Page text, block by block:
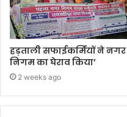
हड़ताली सफाईकर्मियों ने नगर
निगम का घेराव किया’
2 weeks ago